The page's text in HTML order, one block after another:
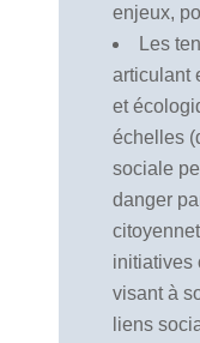
enjeux,
Les
articulant
et
échelles
sociale
danger
initiatives
visant à
liens